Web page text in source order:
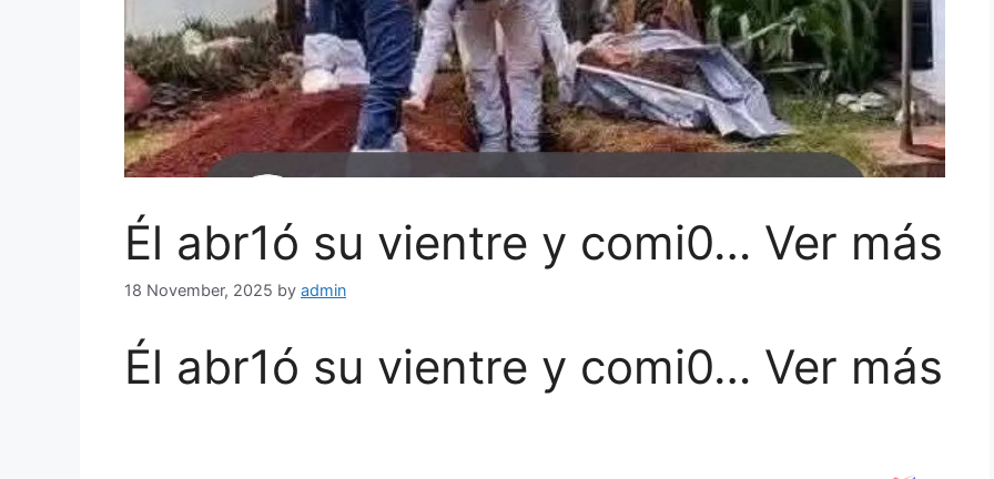
Él abr1ó su vientre y comi0… Ver más
18 November, 2025 by admin
Él abr1ó su vientre y comi0… Ver más